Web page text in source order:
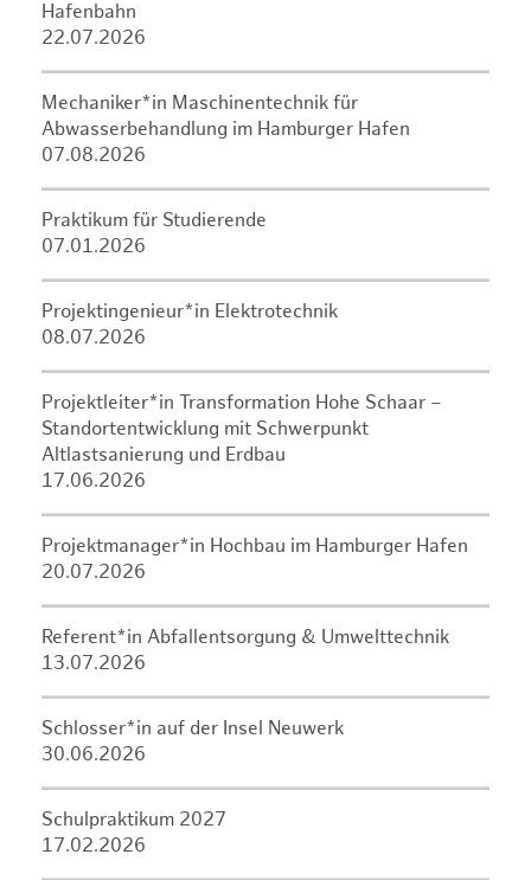
Hafenbahn
22.07.2026
Mechaniker*in Maschinentechnik für
Abwasserbehandlung im Hamburger Hafen
07.08.2026
Praktikum für Studierende
07.01.2026
Projektingenieur*in Elektrotechnik
08.07.2026
Projektleiter*in Transformation Hohe Schaar –
Standortentwicklung mit Schwerpunkt
Altlastsanierung und Erdbau
17.06.2026
Projektmanager*in Hochbau im Hamburger Hafen
20.07.2026
Referent*in Abfallentsorgung & Umwelttechnik
13.07.2026
Schlosser*in auf der Insel Neuwerk
30.06.2026
Schulpraktikum 2027
17.02.2026